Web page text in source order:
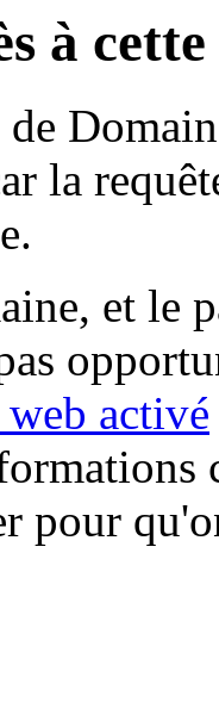
à
la
et le
activé
pour